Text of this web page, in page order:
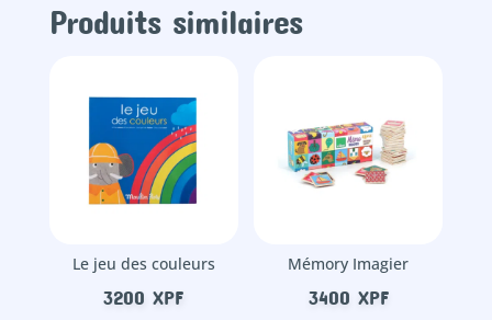
Produits similaires
Le jeu des couleurs
3200XPF
Mémory Imagier
3400 XPF